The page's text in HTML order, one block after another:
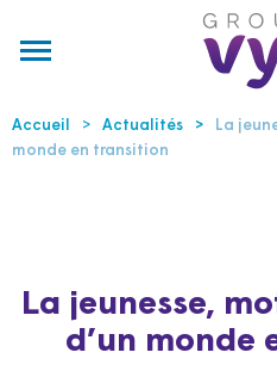
Accueil Actualités
La
monde en transition
La jeunesse,
d’un monde